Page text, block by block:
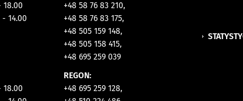
18.00
14.00
18.00
+48 58 76 83 210,
+48 58 76 83 175,
+48 505 159 148,
+48 505 158 415,
+48 695 259 039
REGON:
+48 695 259 128,